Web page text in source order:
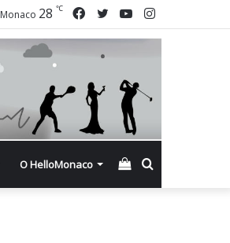
Instagram
YouTube
Twitter
Facebook
Monaco 28 ℃
О HelloMonaco Смотреть